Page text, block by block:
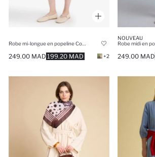
199.20 MAD
249.00 MAD +2
NOUVEAU
249.00 MAD